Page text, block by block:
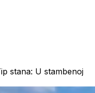
stana: U stambenoj